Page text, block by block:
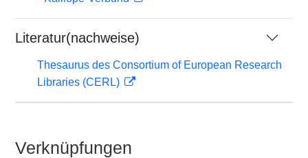
Literatur(nachweise)
Thesaurus des Consortium of European Research
Libraries (CERL)
Verknüpfungen